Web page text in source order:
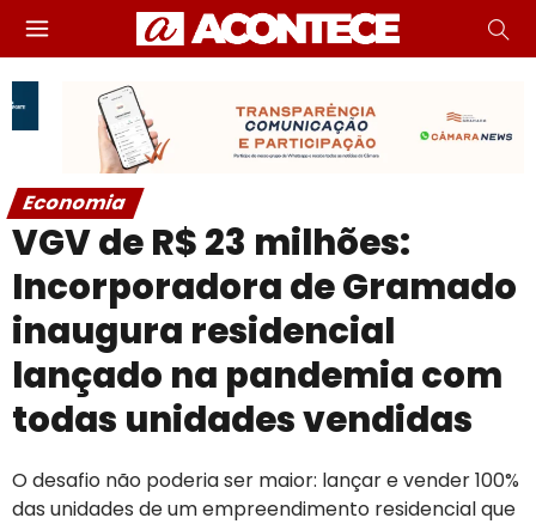
Economia
VGV de R$ 23 milhões:
Incorporadora de Gramado
inaugura residencial
lançado na pandemia com
todas unidades vendidas
O desafio não poderia ser maior: lançar e vender 100%
das unidades de um empreendimento residencial que